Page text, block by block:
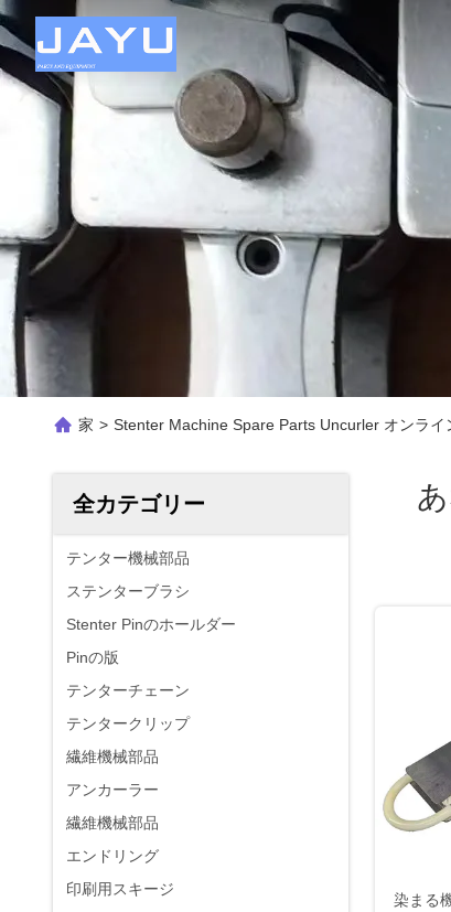
家 > Stenter Machine Spare Parts Uncurler オンライ
全カテゴリー
テンター機械部品
ステンターブラシ
Stenter Pinのホールダー
Pinの版
テンターチェーン
テンタークリップ
繊維機械部品
アンカーラー
繊維機械部品
エンドリング
印刷用スキージ
染まる